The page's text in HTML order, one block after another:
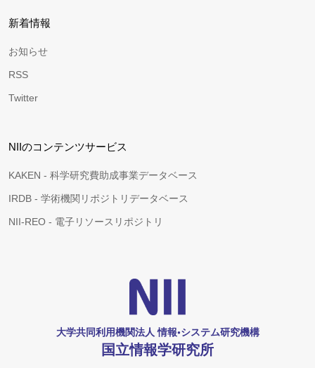
新着情報
お知らせ
RSS
Twitter
NIIのコンテンツサービス
KAKEN - 科学研究費助成事業データベース
IRDB - 学術機関リポジトリデータベース
NII-REO - 電子リソースリポジトリ
大学共同利用機関法人 情報•システム研究機構
国立情報学研究所